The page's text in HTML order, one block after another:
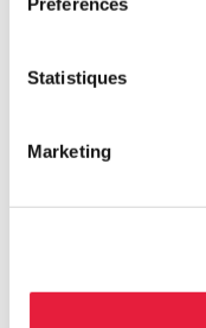
Statistiques
Marketing